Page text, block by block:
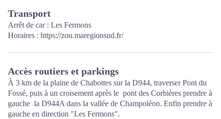
Transport
Arrêt de car : Les Fermons
Horaires : https://zou.maregionsud.fr/
Accès routiers et parkings
À 3 km de la plaine de Chabottes sur la D944, traverser Pont du
Fossé, puis à un croisement après le pont des Corbières prendre à
gauche la D944A dans la vallée de Champoléon. Enfin prendre à
gauche en direction "Les Fermons".